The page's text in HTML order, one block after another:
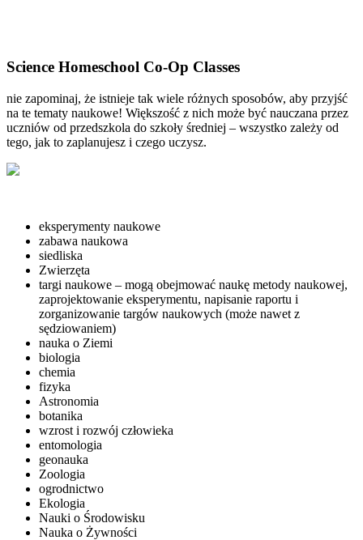
Science Homeschool Co-Op Classes
nie zapominaj, że istnieje tak wiele różnych sposobów, aby przyjść
na te tematy naukowe! Większość z nich może być nauczana przez
uczniów od przedszkola do szkoły średniej – wszystko zależy od
tego, jak to zaplanujesz i czego uczysz.
eksperymenty naukowe
zabawa naukowa
siedliska
Zwierzęta
targi naukowe – mogą obejmować naukę metody naukowej,
zaprojektowanie eksperymentu, napisanie raportu i
zorganizowanie targów naukowych (może nawet z
sędziowaniem)
nauka o Ziemi
biologia
chemia
fizyka
Astronomia
botanika
wzrost i rozwój człowieka
entomologia
geonauka
Zoologia
ogrodnictwo
Ekologia
Nauki o Środowisku
Nauka o Żywności